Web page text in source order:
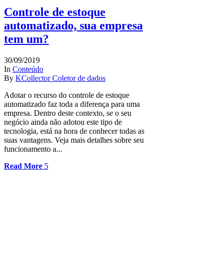
Controle de estoque
automatizado, sua empresa
tem um?
30/09/2019
In Conteúdo
By KCollector Coletor de dados
Adotar o recurso do controle de estoque
automatizado faz toda a diferença para uma
empresa. Dentro deste contexto, se o seu
negócio ainda não adotou este tipo de
tecnologia, está na hora de conhecer todas as
suas vantagens. Veja mais detalhes sobre seu
funcionamento a...
Read More